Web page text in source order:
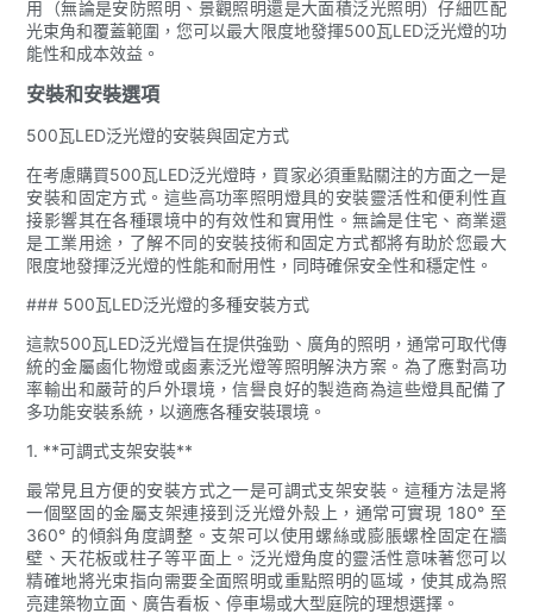
用（無論是安防照明、景觀照明還是大面積泛光照明）仔細匹配
光束角和覆蓋範圍，您可以最大限度地發揮500瓦LED泛光燈的功
能性和成本效益。
安裝和安裝選項
500瓦LED泛光燈的安裝與固定方式
在考慮購買500瓦LED泛光燈時，買家必須重點關注的方面之一是
安裝和固定方式。這些高功率照明燈具的安裝靈活性和便利性直
接影響其在各種環境中的有效性和實用性。無論是住宅、商業還
是工業用途，了解不同的安裝技術和固定方式都將有助於您最大
限度地發揮泛光燈的性能和耐用性，同時確保安全性和穩定性。
### 500瓦LED泛光燈的多種安裝方式
這款500瓦LED泛光燈旨在提供強勁、廣角的照明，通常可取代傳
統的金屬鹵化物燈或鹵素泛光燈等照明解決方案。為了應對高功
率輸出和嚴苛的戶外環境，信譽良好的製造商為這些燈具配備了
多功能安裝系統，以適應各種安裝環境。
1. **可調式支架安裝**
最常見且方便的安裝方式之一是可調式支架安裝。這種方法是將
一個堅固的金屬支架連接到泛光燈外殼上，通常可實現 180° 至
360° 的傾斜角度調整。支架可以使用螺絲或膨脹螺栓固定在牆
壁、天花板或柱子等平面上。泛光燈角度的靈活性意味著您可以
精確地將光束指向需要全面照明或重點照明的區域，使其成為照
亮建築物立面、廣告看板、停車場或大型庭院的理想選擇。